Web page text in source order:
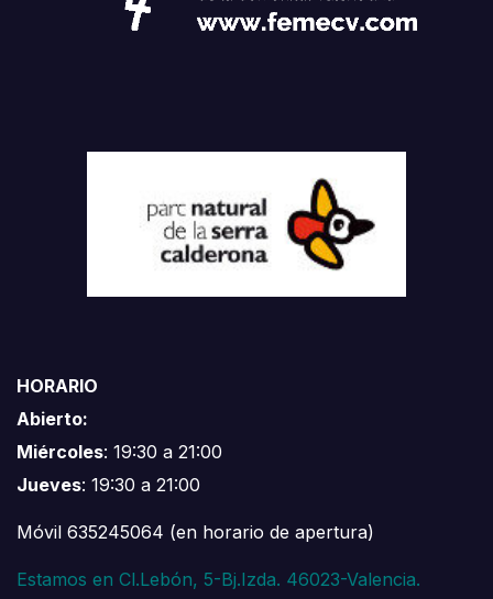
HORARIO
Abierto:
Miércoles: 19:30 a 21:00
Jueves: 19:30 a 21:00
Móvil 635245064 (en horario de apertura)
Estamos en Cl.Lebón, 5-Bj.Izda. 46023-Valencia.